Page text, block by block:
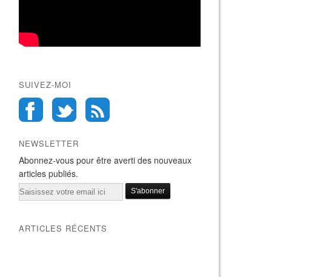
SUIVEZ-MOI
NEWSLETTER
Abonnez-vous pour être averti des nouveaux
articles publiés.
Email
ARTICLES RÉCENTS